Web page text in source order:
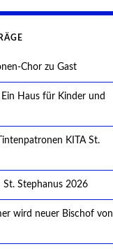
Chor zu Gast
Haus für Kinder und
KITA St.
St. Stephanus 2026
wird neuer Bischof von